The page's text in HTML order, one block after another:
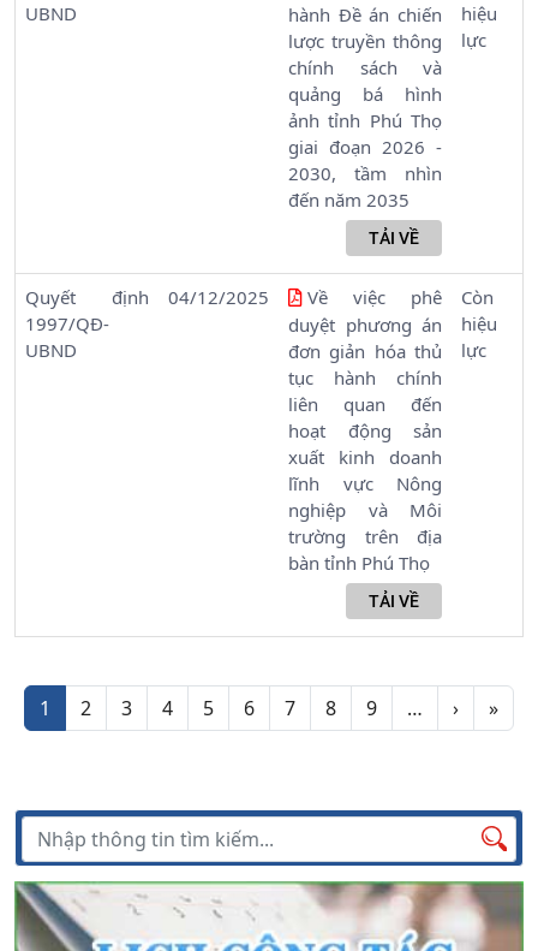
UBND
hành Đề án chiến
lược truyền thông
chính sách và
quảng bá hình
ảnh tỉnh Phú Thọ
giai đoạn 2026 -
2030, tầm nhìn
đến năm 2035
hiệu
lực
Quyết định
1997/QĐ-
UBND
04/12/2025
Về việc phê
duyệt phương án
đơn giản hóa thủ
tục hành chính
liên quan đến
hoạt động sản
xuất kinh doanh
lĩnh vực Nông
nghiệp và Môi
trường trên địa
bàn tỉnh Phú Thọ
Còn
hiệu
lực
Phân trang
1 2 3 4 5 6 7 8 9 … ›Trang
»
Tìm kiếm
Tìm
kiếm